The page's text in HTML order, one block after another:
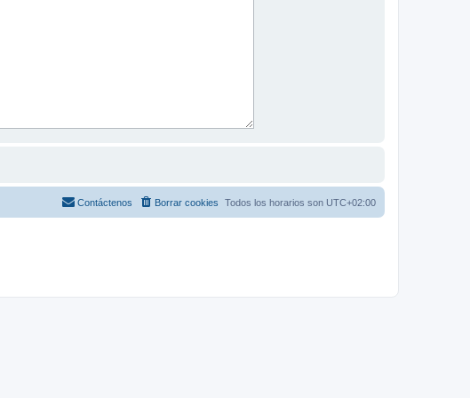
Todos los horarios son UTC+02:00
Borrar cookies
Contáctenos